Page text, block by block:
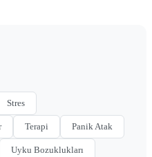
Stres
Terapi Panik Atak
Uyku Bozuklukları